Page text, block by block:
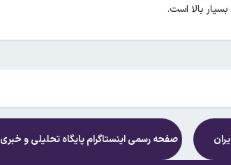
بالا است.
صفحه رسمی اینستاگرام پایگاه تحلیلی و خبری